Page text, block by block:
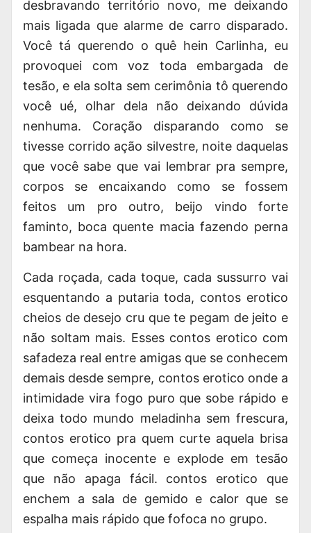
desbravando território novo, me deixando
mais ligada que alarme de carro disparado.
Você tá querendo o quê hein Carlinha, eu
provoquei com voz toda embargada de
tesão, e ela solta sem cerimônia tô querendo
você ué, olhar dela não deixando dúvida
nenhuma. Coração disparando como se
tivesse corrido ação silvestre, noite daquelas
que você sabe que vai lembrar pra sempre,
corpos se encaixando como se fossem
feitos um pro outro, beijo vindo forte
faminto, boca quente macia fazendo perna
bambear na hora.
Cada roçada, cada toque, cada sussurro vai
esquentando a putaria toda, contos erotico
cheios de desejo cru que te pegam de jeito e
não soltam mais. Esses contos erotico com
safadeza real entre amigas que se conhecem
demais desde sempre, contos erotico onde a
intimidade vira fogo puro que sobe rápido e
deixa todo mundo meladinha sem frescura,
contos erotico pra quem curte aquela brisa
que começa inocente e explode em tesão
que não apaga fácil. contos erotico que
enchem a sala de gemido e calor que se
espalha mais rápido que fofoca no grupo.